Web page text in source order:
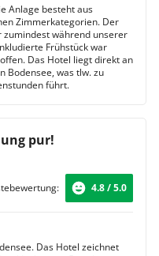
Anlage besteht aus
Zimmerkategorien. Der
zumindest während unserer
Frühstück war
Das Hotel liegt direkt an
Bodensee, was tlw. zu
führt.
pur!
4.8 / 5.0
Das Hotel zeichnet